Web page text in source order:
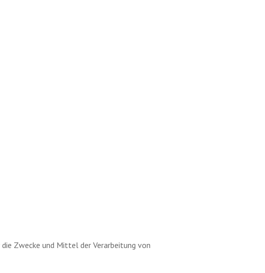
Zwecke und Mittel der Verarbeitung von